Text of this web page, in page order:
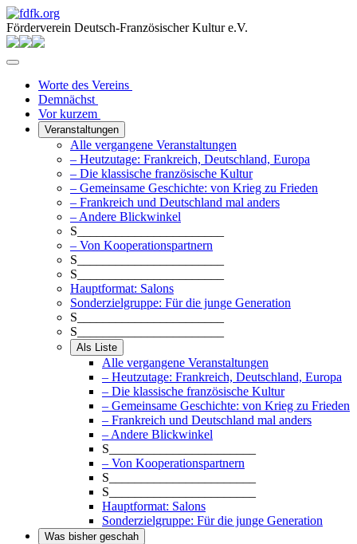
Förderverein Deutsch-Französischer Kultur e.V.
Worte des Vereins
Demnächst
Vor kurzem
Veranstaltungen
Alle vergangene Veranstaltungen
– Heutzutage: Frankreich, Deutschland, Europa
– Die klassische französische Kultur
– Gemeinsame Geschichte: von Krieg zu Frieden
– Frankreich und Deutschland mal anders
– Andere Blickwinkel
S_______________________
– Von Kooperationspartnern
S_______________________
S_______________________
Hauptformat: Salons
Sonderzielgruppe: Für die junge Generation
S_______________________
S_______________________
Als Liste
Alle vergangene Veranstaltungen
– Heutzutage: Frankreich, Deutschland, Europa
– Die klassische französische Kultur
– Gemeinsame Geschichte: von Krieg zu Frieden
– Frankreich und Deutschland mal anders
– Andere Blickwinkel
S_______________________
– Von Kooperationspartnern
S_______________________
S_______________________
Hauptformat: Salons
Sonderzielgruppe: Für die junge Generation
Was bisher geschah